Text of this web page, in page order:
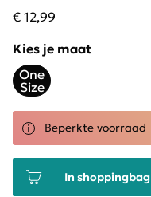
€ 12,99
Kies je maat
One
Size
Beperkte voorraad
In shoppingbag